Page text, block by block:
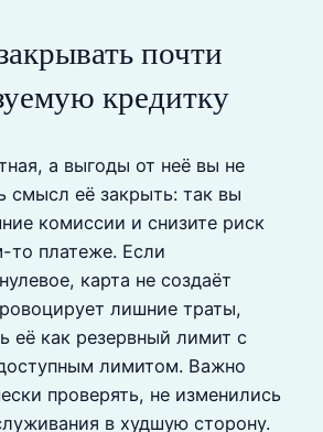
почти
кредитку
а выгоды от неё вы не
смысл её закрыть: так вы
комиссии и снизите риск
то платеже. Если
карта не создаёт
лишние траты,
её как резервный лимит с
лимитом. Важно
проверять, не изменились
в худшую сторону.